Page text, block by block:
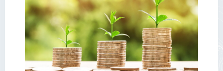
about
Senate
(Eerste
Kamer)
votes